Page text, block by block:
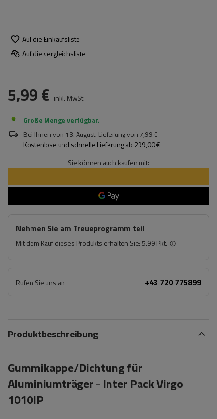
Auf die Einkaufsliste
Auf die vergleichsliste
5,99 € inkl. MwSt
Große Menge verfügbar
Bei Ihnen von 13. August. Lieferung von 7,99 €
Kostenlose und schnelle Lieferungab 299,00 €
Sie können auch kaufen mit:
Nehmen Sie am Treueprogramm teil
Mit dem Kauf dieses Produkts erhalten Sie:5.99 Pkt.
Rufen Sie uns an +43 720 775899
Produktbeschreibung
Gummikappe/Dichtung für
Aluminiumträger - Inter Pack Virgo
1010IP